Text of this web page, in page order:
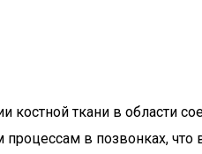
костной ткани в области
в позвонках,